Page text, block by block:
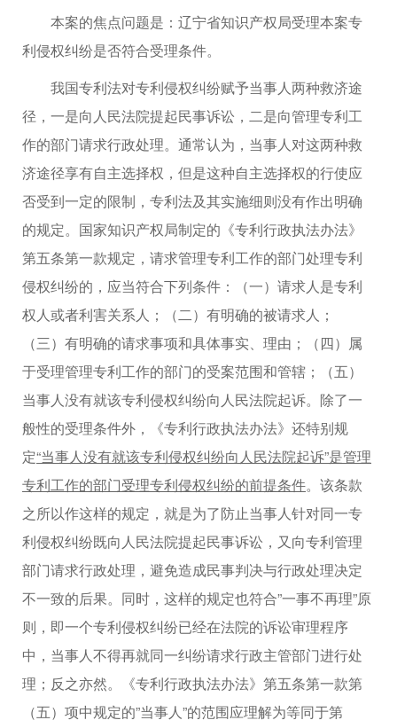
本案的焦点问题是：辽宁省知识产权局受理本案专
利侵权纠纷是否符合受理条件。
我国专利法对专利侵权纠纷赋予当事人两种救济途
径，一是向人民法院提起民事诉讼，二是向管理专利工
作的部门请求行政处理。通常认为，当事人对这两种救
济途径享有自主选择权，但是这种自主选择权的行使应
否受到一定的限制，专利法及其实施细则没有作出明确
的规定。国家知识产权局制定的《专利行政执法办法》
第五条第一款规定，请求管理专利工作的部门处理专利
侵权纠纷的，应当符合下列条件：（一）请求人是专利
权人或者利害关系人；（二）有明确的被请求人；
（三）有明确的请求事项和具体事实、理由；（四）属
于受理管理专利工作的部门的受案范围和管辖；（五）
当事人没有就该专利侵权纠纷向人民法院起诉。除了一
般性的受理条件外，《专利行政执法办法》还特别规
定“当事人没有就该专利侵权纠纷向人民法院起诉”是管理
专利工作的部门受理专利侵权纠纷的前提条件。该条款
之所以作这样的规定，就是为了防止当事人针对同一专
利侵权纠纷既向人民法院提起民事诉讼，又向专利管理
部门请求行政处理，避免造成民事判决与行政处理决定
不一致的后果。同时，这样的规定也符合”一事不再理”原
则，即一个专利侵权纠纷已经在法院的诉讼审理程序
中，当事人不得再就同一纠纷请求行政主管部门进行处
理；反之亦然。《专利行政执法办法》第五条第一款第
（五）项中规定的”当事人”的范围应理解为等同于第